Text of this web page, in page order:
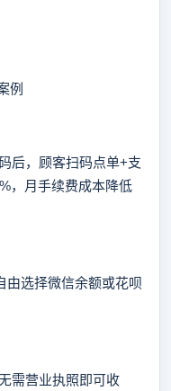
例
，顾客扫码点单+支
，月手续费成本降低
选择微信余额或花呗
营业执照即可收